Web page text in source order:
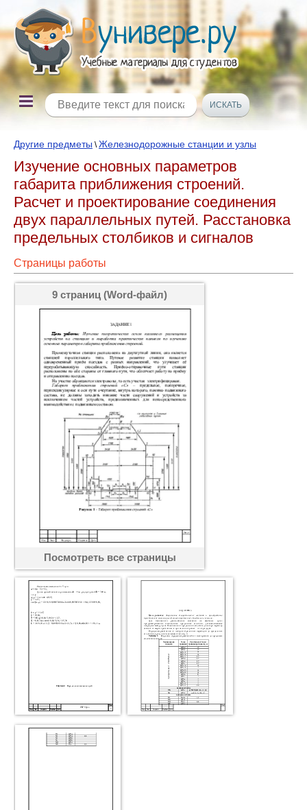
Другие предметы \Железнодорожные станции и узлы
Изучение основных параметров
габарита приближения строений.
Расчет и проектирование соединения
двух параллельных путей. Расстановка
предельных столбиков и сигналов
Страницы работы
9 страниц (Word-файл)
Посмотреть все страницы